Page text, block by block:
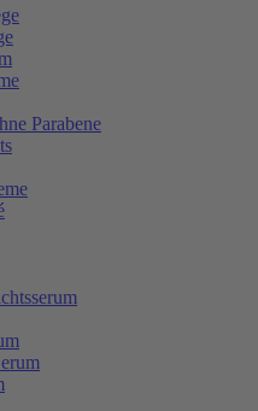
Parabene